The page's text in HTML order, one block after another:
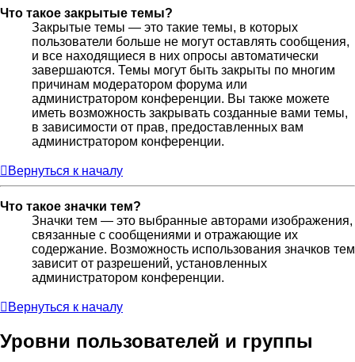
Что такое закрытые темы?
Закрытые темы — это такие темы, в которых
пользователи больше не могут оставлять сообщения,
и все находящиеся в них опросы автоматически
завершаются. Темы могут быть закрыты по многим
причинам модератором форума или
администратором конференции. Вы также можете
иметь возможность закрывать созданные вами темы,
в зависимости от прав, предоставленных вам
администратором конференции.
Вернуться к началу
Что такое значки тем?
Значки тем — это выбранные авторами изображения,
связанные с сообщениями и отражающие их
содержание. Возможность использования значков тем
зависит от разрешений, установленных
администратором конференции.
Вернуться к началу
Уровни пользователей и группы